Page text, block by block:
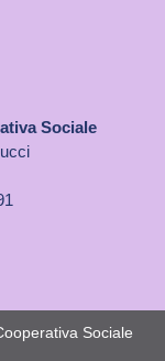
Sociale
Sociale